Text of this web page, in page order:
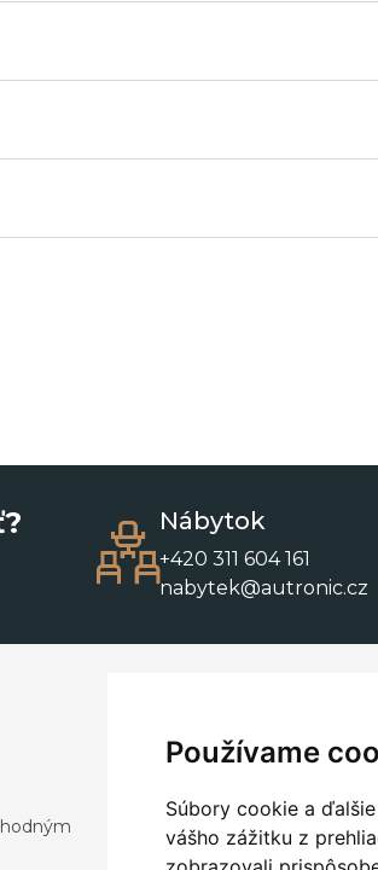
Používame
Súbory cookie a
vášho zážitku z
Nábytok
+420 311 604 161
nabytek@autronic.cz